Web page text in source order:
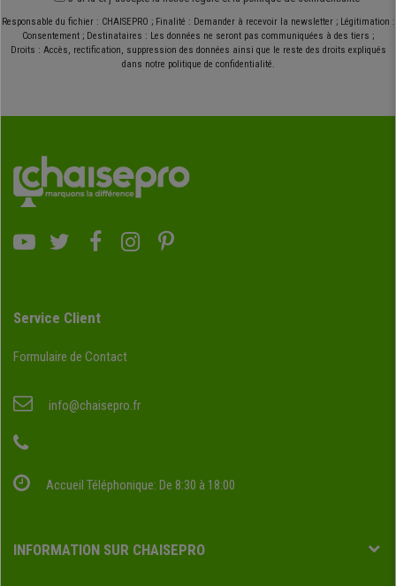
Responsable du fichier : CHAISEPRO ; Finalité : Demander à recevoir la newsletter ; Légitimation :
Consentement ; Destinataires : Les données ne seront pas communiquées à des tiers ;
Droits : Accès, rectification, suppression des données ainsi que le reste des droits expliqués
dans notre politique de confidentialité.
Service Client
Formulaire de Contact
info@chaisepro.fr
Accueil Téléphonique: De 8:30 à 18:00
INFORMATION SUR CHAISEPRO